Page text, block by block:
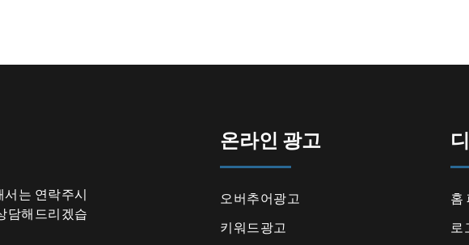
는 연락주시
담해드리겠습
온라인 광고
오버추어광고
키워드광고
홈
로